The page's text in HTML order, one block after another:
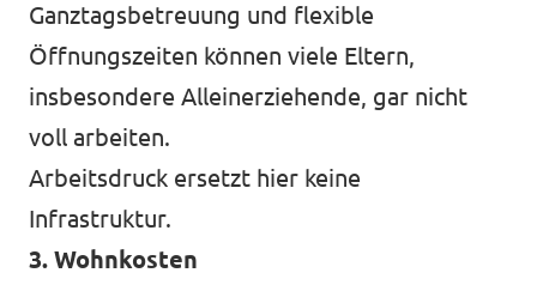
Ganztagsbetreuung und flexible
Öffnungszeiten können viele Eltern,
insbesondere Alleinerziehende, gar nicht
voll arbeiten.
Arbeitsdruck ersetzt hier keine
Infrastruktur.
3. Wohnkosten